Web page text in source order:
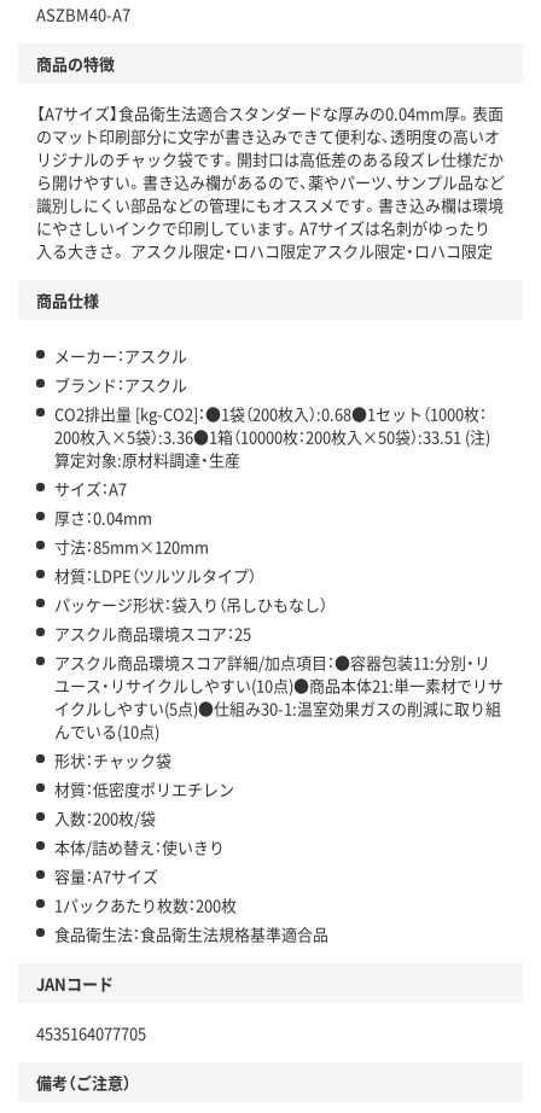
仕組
この商品の環境配慮ポイントです。下記商品詳細「
アスクル商品環境スコア詳細／加点項目
」で確認できます。
ASZBM40-A7
商品の特徴
【A7サイズ】食品衛生法適合スタンダードな厚みの0.04mm厚。表面
のマット印刷部分に文字が書き込みできて便利な、透明度の高いオ
リジナルのチャック袋です。開封口は高低差のある段ズレ仕様だか
ら開けやすい。書き込み欄があるので、薬やパーツ、サンプル品など
識別しにくい部品などの管理にもオススメです。書き込み欄は環境
にやさしいインクで印刷しています。A7サイズは名刺がゆったり
入る大きさ。 アスクル限定・ロハコ限定アスクル限定・ロハコ限定
商品仕様
メーカー：アスクル
ブランド：アスクル
CO2排出量 [kg-CO2]：●1袋（200枚入）:0.68●1セット（1000枚：
200枚入×5袋）:3.36●1箱（10000枚：200枚入×50袋）:33.51 (注)
算定対象:原材料調達・生産
サイズ：A7
厚さ：0.04mm
寸法：85mm×120mm
材質：LDPE（ツルツルタイプ）
パッケージ形状：袋入り（吊しひもなし）
アスクル商品環境スコア：25
アスクル商品環境スコア詳細/加点項目：●容器包装11:分別・リ
ユース・リサイクルしやすい(10点)●商品本体21:単一素材でリサ
イクルしやすい(5点)●仕組み30-1:温室効果ガスの削減に取り組
んでいる(10点)
形状：チャック袋
材質：低密度ポリエチレン
入数：200枚/袋
本体/詰め替え：使いきり
容量：A7サイズ
1パックあたり枚数：200枚
食品衛生法：食品衛生法規格基準適合品
JANコード
4535164077705
備考（ご注意）